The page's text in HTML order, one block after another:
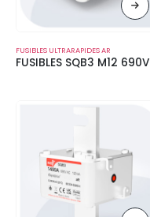
FUSIBLES ULTRARAPIDES AR
FUSIBLES SQB3 M12 690V